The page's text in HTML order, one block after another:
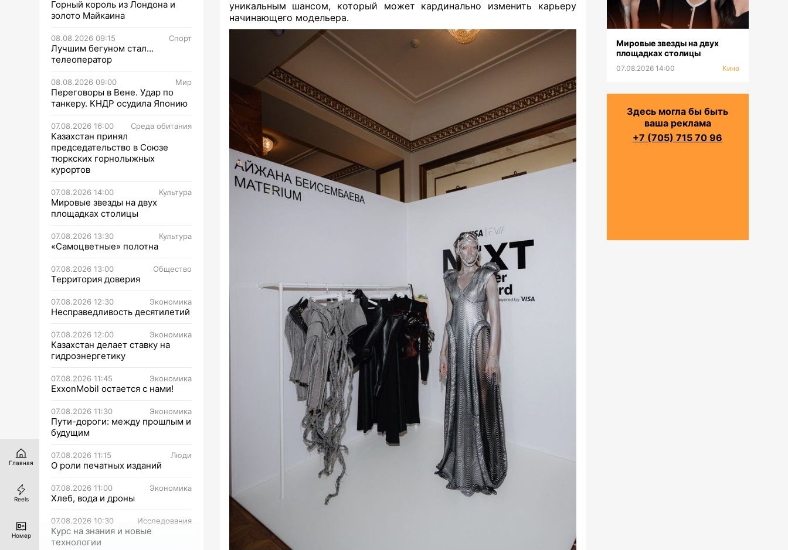
Горный король из Лондона и
золото Майкаина
08.08.2026 09:15 Спорт
Лучшим бегуном стал…
телеоператор
08.08.2026 09:00 Мир
Переговоры в Вене. Удар по
танкеру. КНДР осудила Японию
07.08.2026 16:00 Среда обитания
Казахстан принял
председательство в Союзе
тюркских горнолыжных
курортов
07.08.2026 14:00 Культура
Мировые звезды на двух
площадках столицы
07.08.2026 13:30 Культура
«Самоцветные» полотна
07.08.2026 13:00 Общество
Территория доверия
07.08.2026 12:30 Экономика
Несправедливость десятилетий
07.08.2026 12:00 Экономика
Казахстан делает ставку на
гидроэнергетику
07.08.2026 11:45 Экономика
ExxonMobil остается с нами!
07.08.2026 11:30 Экономика
Пути-дороги: между прошлым и
будущим
07.08.2026 11:15 Люди
О роли печатных изданий
07.08.2026 11:00 Экономика
Хлеб, вода и дроны
07.08.2026 10:30 Исследования
Курс на знания и новые
технологии
уникальным шансом, который может кардинально изменить карьеру
начинающего модельера.
Мировые звезды на двух
площадках столицы
07.08.2026 14:00 Кино
Здесь могла бы быть
ваша реклама
+7 (705) 715 70 96
Главная
Reels
Номер